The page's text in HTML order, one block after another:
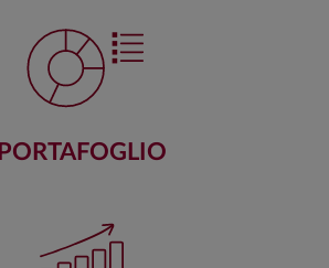
PORTAFOGLIO